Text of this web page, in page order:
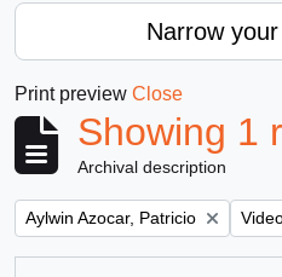
Narrow
Print preview Close
Showing 1
Archival description
Remove filter:
Aylwin Azocar, Patricio